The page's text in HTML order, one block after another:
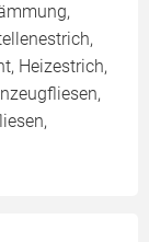
Heizestrich,